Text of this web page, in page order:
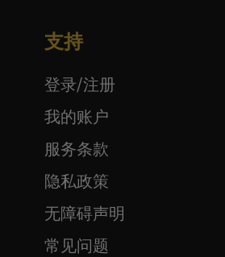
支持
登录/注册
我的账户
服务条款
隐私政策
无障碍声明
常见问题